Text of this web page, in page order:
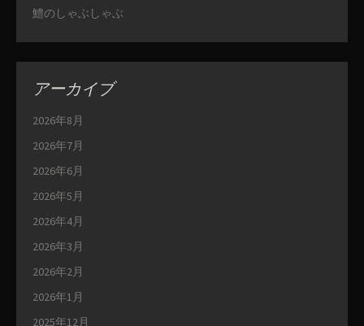
鱧のしゃぶしゃぶ
アーカイブ
2026年8月
2026年7月
2026年6月
2026年5月
2026年4月
2026年3月
2026年2月
2026年1月
2025年12月